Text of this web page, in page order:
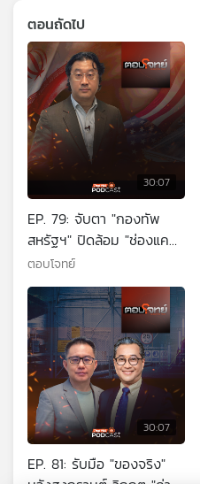
ตอนถัดไป
30:07
EP. 79: จับตา "กองทัพ
สหรัฐฯ" ปิดล้อม "ช่องแคบ
ฮอร์มุซ" บานปลาย ?
ตอบโจทย์
30:07
EP. 81: รับมือ "ของจริง"